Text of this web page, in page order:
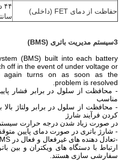
حفاظت از دمای FET (داخلی)
3سیستم مدیریت باتری (BMS)
(BMS) built into each battery
off in the event of under voltage or
again turns on as soon as the
problem is resolved.
- محافظت از سلول در برابر فشار
مناسب
- محافظت از سلول در برابر ولتاژ
کردن فرآیند شارژ
در صورت زياد شدن درجه حرارت
- شارژ باتری در صورت دمای پایین
-تعادل دهنده های غیرفعال و فعال در BMS یکپارچه شده اند.
ارتباط با دستگاه های ویکتران و بین
سفارشی سازی هستند.